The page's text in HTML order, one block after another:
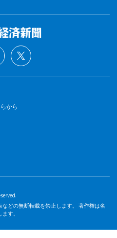
から
どの無断転載を禁止します。 著作権は名
す。